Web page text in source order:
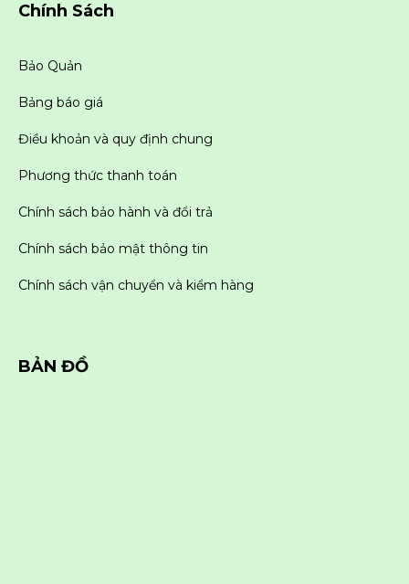
Chính Sách
Bảo Quản
Bảng báo giá
Điều khoản và quy định chung
Phương thức thanh toán
Chính sách bảo hành và đổi trả
Chính sách bảo mật thông tin
Chính sách vận chuyển và kiểm hàng
BẢN ĐỒ